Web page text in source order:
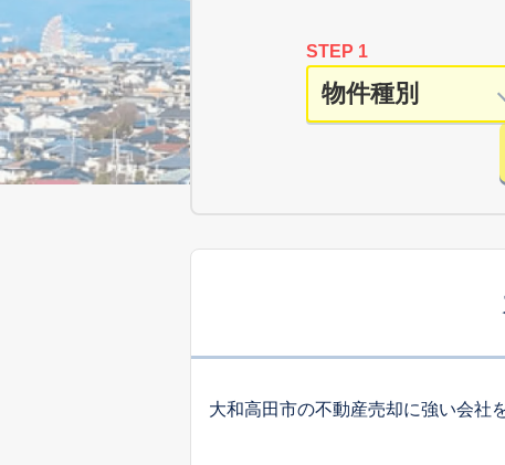
STEP 1
大和高田市の不動産売却に強い会社